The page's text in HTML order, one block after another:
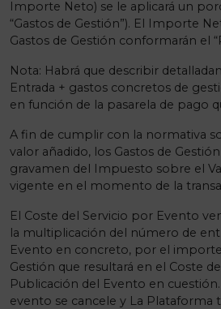
Importe Neto) se le aplicará un
“Gastos de Gestión”). El Importe
Gastos de Gestión conformarán el
Nota: Habrá que describir
Entrada + gastos concretos de
en función de la pasarela de pago
A fin de cumplir con la normativa
valor añadido, los Gastos de
gravamen del Impuesto sobre el
vigente en el momento de la
El Coste del Servicio por Evento
la multiplicación del número de
Evento en concreto, por el importe
Gestión que resultará en el Coste
Publicación del Evento en
evento se cancele y La Plataforma